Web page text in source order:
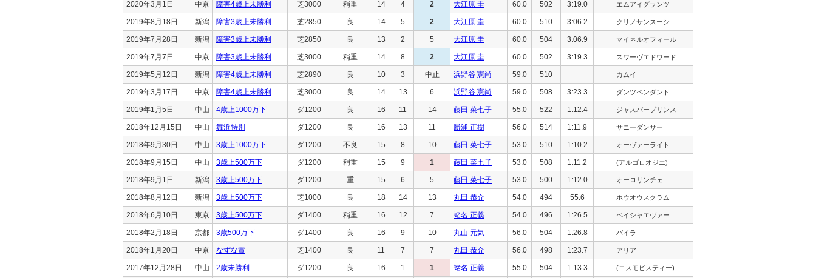
2020年3月1日 中京 障害4歳上未勝利 芝3000 稍重 14 4 2 大江原 圭 60.0 502 3:19.0 エムアイグランツ
2019年8月18日 新潟 障害3歳上未勝利 芝2850 良 14 5 2 大江原 圭 60.0 510 3:06.2 クリノサンスーシ
2019年7月28日 新潟 障害3歳上未勝利 芝2850 良 13 2 5 大江原 圭 60.0 504 3:06.9 マイネルオフィール
2019年7月7日 中京 障害3歳上未勝利 芝3000 稍重 14 8 2 大江原 圭 60.0 502 3:19.3 スワーヴエドワード
2019年5月12日 新潟 障害4歳上未勝利 芝2890 良 10 3 中止 浜野谷 憲尚 59.0 510 カムイ
2019年3月17日 中京 障害4歳上未勝利 芝3000 良 14 13 6 浜野谷 憲尚 59.0 508 3:23.3 ダンツペンダント
2019年1月5日 中山 4歳上1000万下 ダ1200 良 16 11 14 藤田 菜七子 55.0 522 1:12.4 ジャスパープリンス
2018年12月15日 中山 舞浜特別 ダ1200 良 16 13 11 勝浦 正樹 56.0 514 1:11.9 サニーダンサー
2018年9月30日 中山 3歳上1000万下 ダ1200 不良 15 8 10 藤田 菜七子 53.0 510 1:10.2 オーヴァーライト
2018年9月15日 中山 3歳上500万下 ダ1200 稍重 15 9 1 藤田 菜七子 53.0 508 1:11.2 (アルゴロオジエ)
2018年9月1日 新潟 3歳上500万下 ダ1200 重 15 6 5 藤田 菜七子 53.0 500 1:12.0 オーロリンチェ
2018年8月12日 新潟 3歳上500万下 芝1000 良 18 14 13 丸田 恭介 54.0 494 55.6 ホウオウスクラム
2018年6月10日 東京 3歳上500万下 ダ1400 稍重 16 12 7 蛯名 正義 54.0 496 1:26.5 ペイシャエヴァー
2018年2月18日 京都 3歳500万下 ダ1400 良 16 9 10 丸山 元気 56.0 504 1:26.8 バイラ
2018年1月20日 中京 なずな賞 芝1400 良 11 7 7 丸田 恭介 56.0 498 1:23.7 アリア
2017年12月28日 中山 2歳未勝利 ダ1200 良 16 1 1 蛯名 正義 55.0 504 1:13.3 (コスモビスティー)